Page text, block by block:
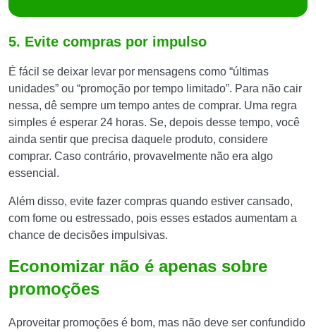
5. Evite compras por impulso
É fácil se deixar levar por mensagens como “últimas
unidades” ou “promoção por tempo limitado”. Para não cair
nessa, dê sempre um tempo antes de comprar. Uma regra
simples é esperar 24 horas. Se, depois desse tempo, você
ainda sentir que precisa daquele produto, considere
comprar. Caso contrário, provavelmente não era algo
essencial.
Além disso, evite fazer compras quando estiver cansado,
com fome ou estressado, pois esses estados aumentam a
chance de decisões impulsivas.
Economizar não é apenas sobre
promoções
Aproveitar promoções é bom, mas não deve ser confundido